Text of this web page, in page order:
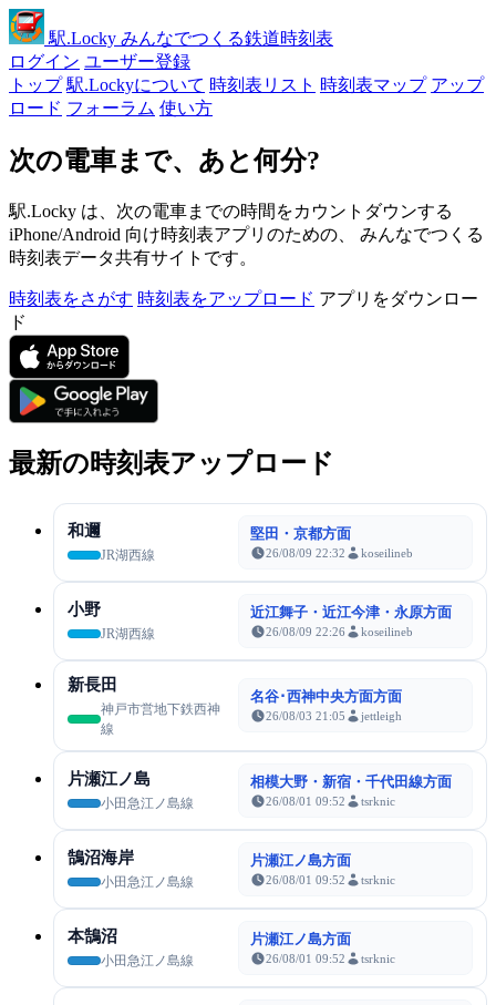
駅.Locky みんなでつくる鉄道時刻表
ログイン ユーザー登録
トップ 駅.Lockyについて 時刻表リスト 時刻表マップ アップ
ロード フォーラム 使い方
次の電車まで、あと何分?
駅.Locky は、次の電車までの時間をカウントダウンする
iPhone/Android 向け時刻表アプリのための、 みんなでつくる
時刻表データ共有サイトです。
時刻表をさがす 時刻表をアップロード アプリをダウンロー
ド
最新の時刻表アップロード
和邇
JR湖西線
堅田・京都方面
26/08/09 22:32 koseilineb
小野
JR湖西線
近江舞子・近江今津・永原方面
26/08/09 22:26 koseilineb
新長田
神戸市営地下鉄西神
線
名谷･西神中央方面方面
26/08/03 21:05 jettleigh
片瀬江ノ島
小田急江ノ島線
相模大野・新宿・千代田線方面
26/08/01 09:52 tsrknic
鵠沼海岸
小田急江ノ島線
片瀬江ノ島方面
26/08/01 09:52 tsrknic
本鵠沼
小田急江ノ島線
片瀬江ノ島方面
26/08/01 09:52 tsrknic